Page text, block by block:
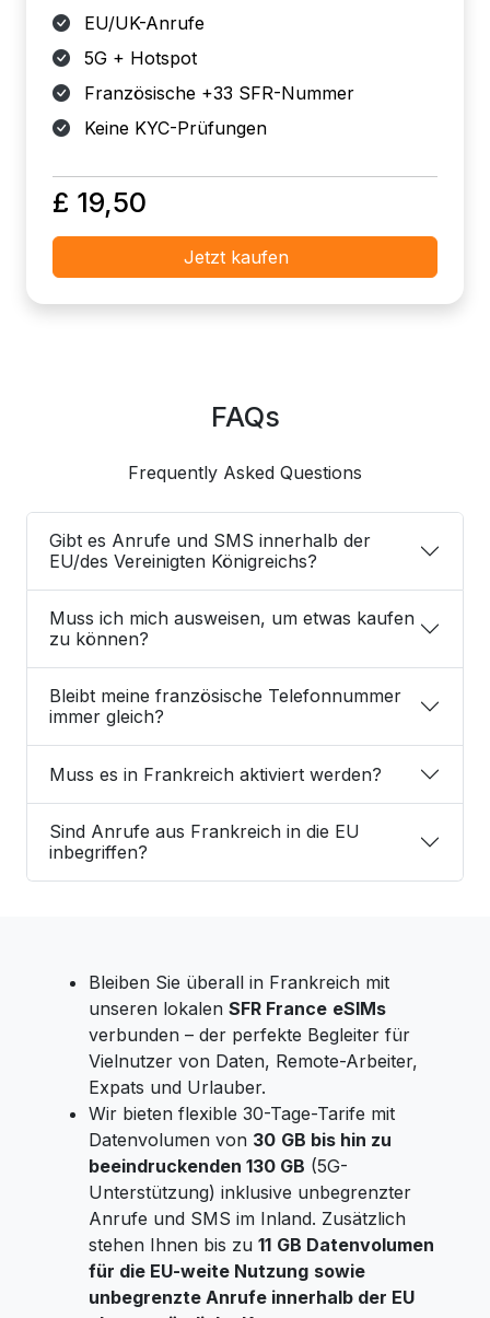
EU/UK-Anrufe
5G + Hotspot
Französische +33 SFR-Nummer
Keine KYC-Prüfungen
£ 19,50
Jetzt kaufen
FAQs
Frequently Asked Questions
Gibt es Anrufe und SMS innerhalb der
EU/des Vereinigten Königreichs?
Muss ich mich ausweisen, um etwas kaufen
zu können?
Bleibt meine französische Telefonnummer
immer gleich?
Muss es in Frankreich aktiviert werden?
Sind Anrufe aus Frankreich in die EU
inbegriffen?
Bleiben Sie überall in Frankreich mit
unseren lokalen SFR France eSIMs
verbunden – der perfekte Begleiter für
Vielnutzer von Daten, Remote-Arbeiter,
Expats und Urlauber.
Wir bieten flexible 30-Tage-Tarife mit
Datenvolumen von 30 GB bis hin zu
beeindruckenden 130 GB (5G-
Unterstützung) inklusive unbegrenzter
Anrufe und SMS im Inland. Zusätzlich
stehen Ihnen bis zu 11 GB Datenvolumen
für die EU-weite Nutzung sowie
unbegrenzte Anrufe innerhalb der EU